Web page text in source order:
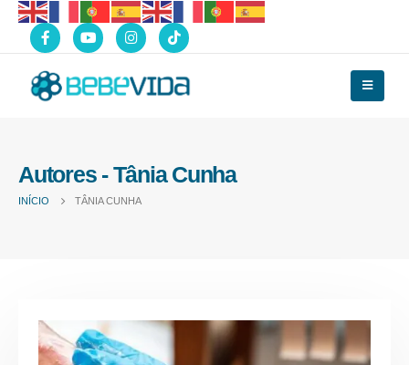
Autores - Tânia Cunha
INÍCIO TÂNIA CUNHA